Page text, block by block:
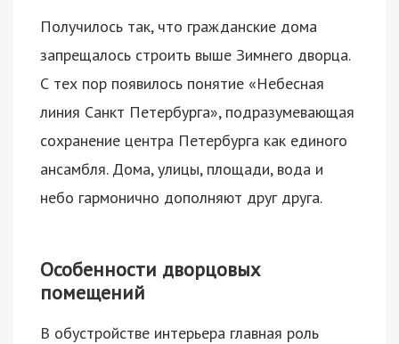
Получилось так, что гражданские дома
запрещалось строить выше Зимнего дворца.
С тех пор появилось понятие «Небесная
линия Санкт Петербурга», подразумевающая
сохранение центра Петербурга как единого
ансамбля. Дома, улицы, площади, вода и
небо гармонично дополняют друг друга.
Особенности дворцовых
помещений
В обустройстве интерьера главная роль